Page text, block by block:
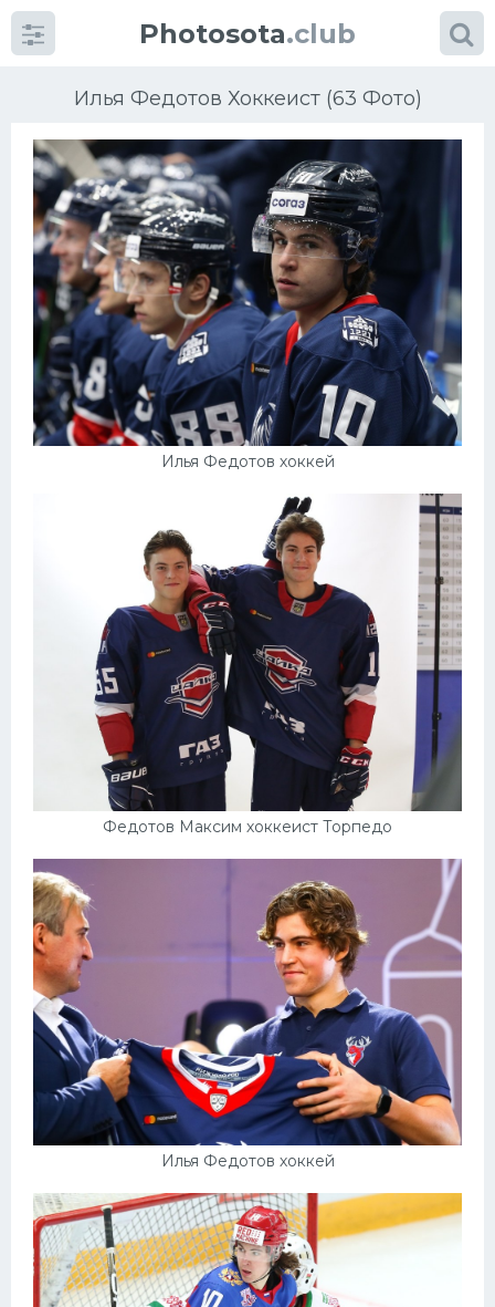
Photosota.club
Илья Федотов Хоккеист (63 Фото)
Илья Федотов хоккей
Федотов Максим хоккеист Торпедо
Илья Федотов хоккей
КатегорииФото
Еще картинки...
Футбол
Баскетбол
Конькобежный спорт
Интерьер квартиры